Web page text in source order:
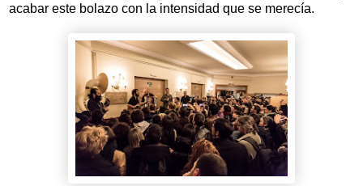
acabar este bolazo con la intensidad que se merecía.